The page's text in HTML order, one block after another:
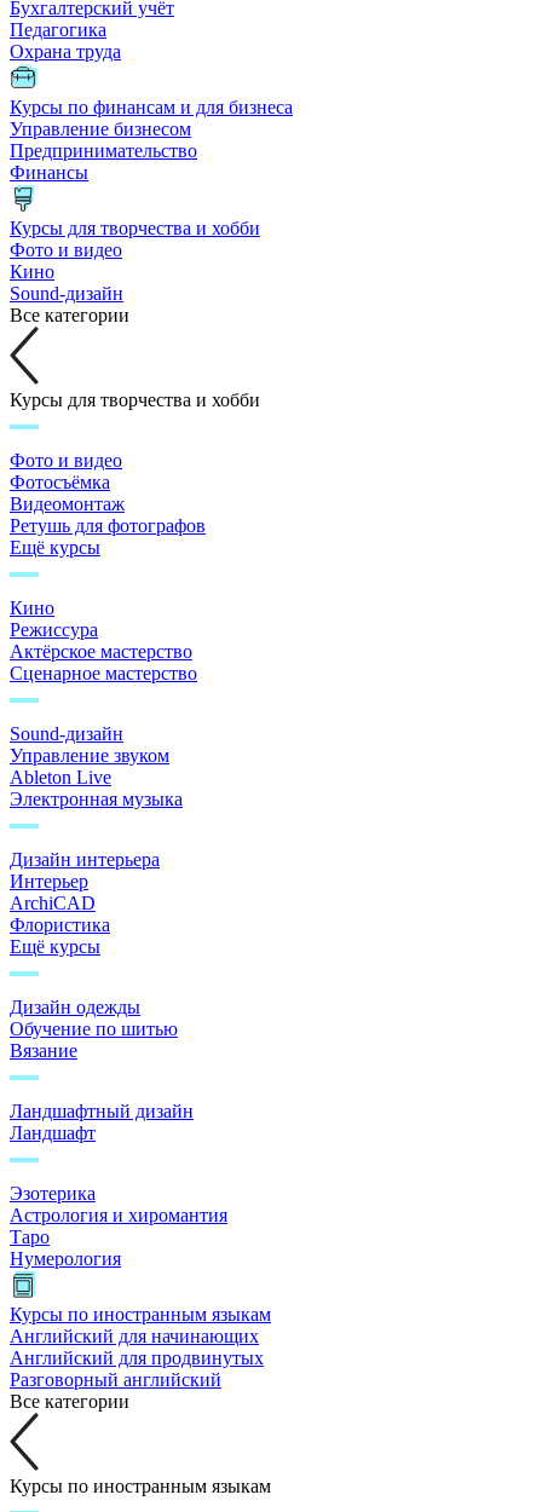
Бухгалтерский учёт
Педагогика
Охрана труда
Курсы по финансам и для бизнеса
Управление бизнесом
Предпринимательство
Финансы
Курсы для творчества и хобби
Фото и видео
Кино
Sound-дизайн
Все категории
Курсы для творчества и хобби
Фото и видео
Фотосъёмка
Видеомонтаж
Ретушь для фотографов
Ещё курсы
Кино
Режиссура
Актёрское мастерство
Сценарное мастерство
Sound-дизайн
Управление звуком
Ableton Live
Электронная музыка
Дизайн интерьера
Интерьер
ArchiCAD
Флористика
Ещё курсы
Дизайн одежды
Обучение по шитью
Вязание
Ландшафтный дизайн
Ландшафт
Эзотерика
Астрология и хиромантия
Таро
Нумерология
Курсы по иностранным языкам
Английский для начинающих
Английский для продвинутых
Разговорный английский
Все категории
Курсы по иностранным языкам